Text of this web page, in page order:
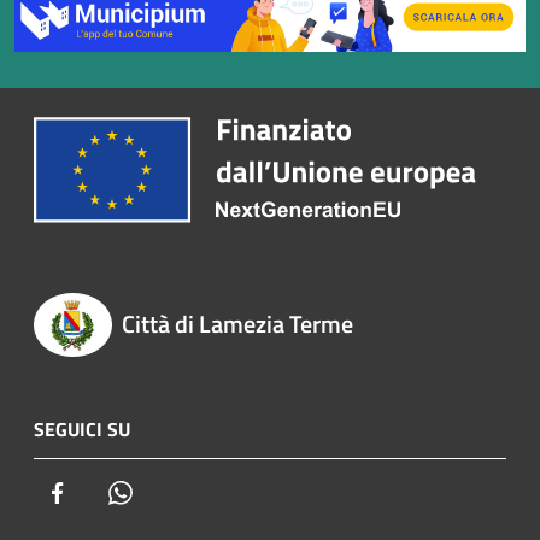
Città di Lamezia Terme
SEGUICI SU
Facebook